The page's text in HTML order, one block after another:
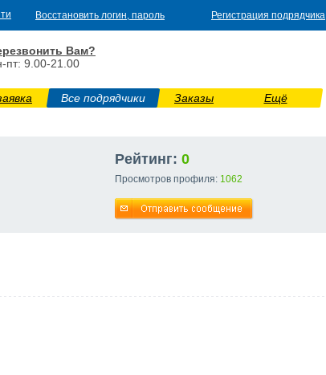
Восстановить логин, пароль Регистрация подрядчика
Вам?
пт: 9.00-21.00
Все подрядчики Заказы Ещё
Рейтинг: 0
Просмотров профиля: 1062